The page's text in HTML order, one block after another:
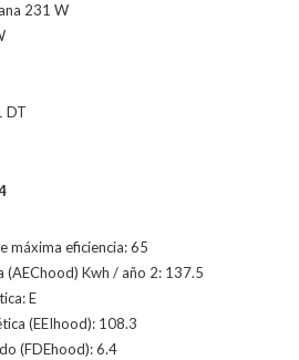
231 W
DT
máxima eficiencia: 65
(AEChood) Kwh / año 2: 137.5
E
(EEIhood): 108.3
(FDEhood): 6.4